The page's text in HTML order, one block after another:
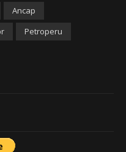
Ancap
Petroperu